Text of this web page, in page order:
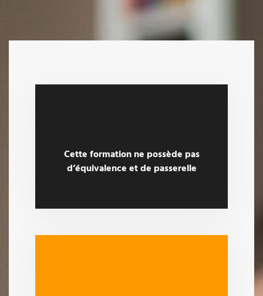
Cette formation ne possède pas
d’équivalence et de passerelle